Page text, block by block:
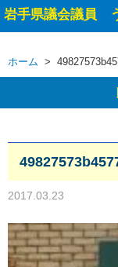
岩手県議会議員
ホーム >
2017.03.23